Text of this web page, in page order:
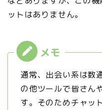
ットはありません。
通常、出会い系は数
の他ツールで皆さん
す。そのためチャッ